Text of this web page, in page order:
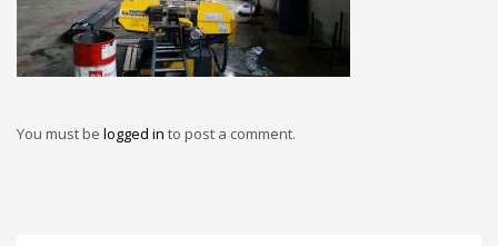
You must be logged in to post a comment.